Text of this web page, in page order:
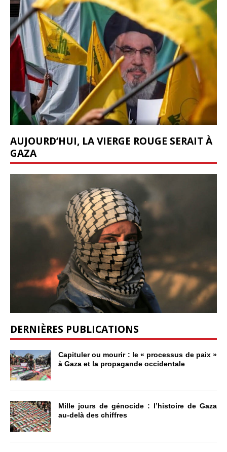
AUJOURD’HUI, LA VIERGE ROUGE SERAIT À
GAZA
DERNIÈRES PUBLICATIONS
Capituler ou mourir : le « processus de paix »
à Gaza et la propagande occidentale
Mille jours de génocide : l’histoire de Gaza
au-delà des chiffres